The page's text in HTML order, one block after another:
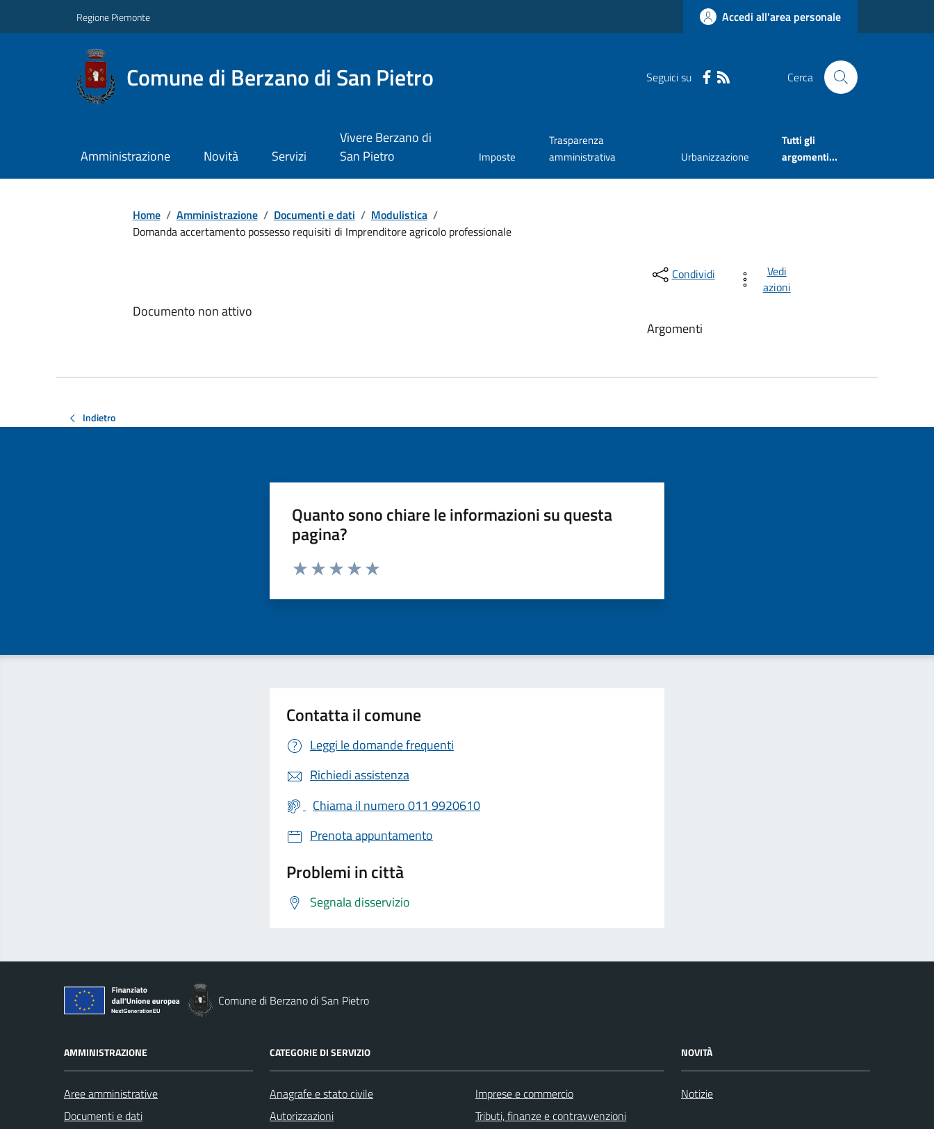
Regione Piemonte Accedi all'area personale
Comune di Berzano di San Pietro Seguici su Cerca
Amministrazione Novità Servizi
Vivere Berzano di
San Pietro
Imposte
Trasparenza
amministrativa
Urbanizzazione
Tutti gli
argomenti...
Home / Amministrazione / Documenti e dati / Modulistica /
Domanda accertamento possesso requisiti di Imprenditore agricolo professionale
Documento non attivo
Condividi
Vedi
azioni
Argomenti
Indietro
Quanto sono chiare le informazioni su questa
pagina?
Valuta da 1 a 5 stelle la pagina
Contatta il comune
Leggi le domande frequenti
Richiedi assistenza
Chiama il numero 011 9920610
Prenota appuntamento
Problemi in città
Segnala disservizio
Comune di Berzano di San Pietro
AMMINISTRAZIONE
Aree amministrative
Documenti e dati
CATEGORIE DI SERVIZIO
Anagrafe e stato civile
Autorizzazioni
Imprese e commercio
Tributi, finanze e contravvenzioni
NOVITÀ
Notizie